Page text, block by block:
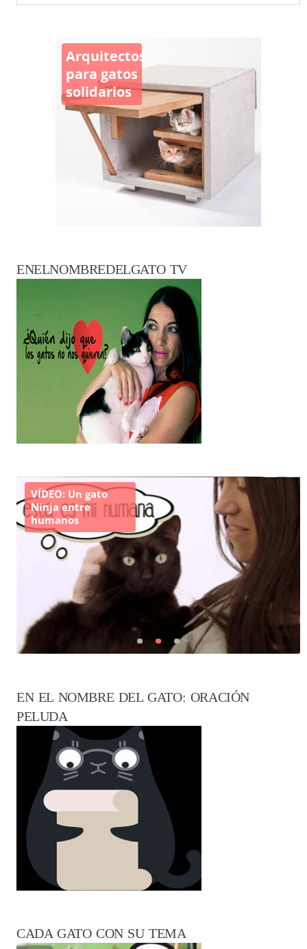
Arquitectos
para gatos
solidarios
ENELNOMBREDELGATO TV
VÍDEO: Un gato
Ninja entre
humanos
EN EL NOMBRE DEL GATO: ORACIÓN
PELUDA
CADA GATO CON SU TEMA